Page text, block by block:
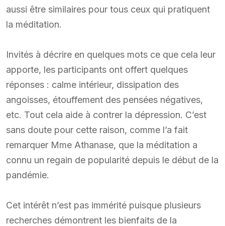
aussi être similaires pour tous ceux qui pratiquent
la méditation.
Invités à décrire en quelques mots ce que cela leur
apporte, les participants ont offert quelques
réponses : calme intérieur, dissipation des
angoisses, étouffement des pensées négatives,
etc. Tout cela aide à contrer la dépression. C’est
sans doute pour cette raison, comme l’a fait
remarquer Mme Athanase, que la méditation a
connu un regain de popularité depuis le début de la
pandémie.
Cet intérêt n’est pas immérité puisque plusieurs
recherches démontrent les bienfaits de la